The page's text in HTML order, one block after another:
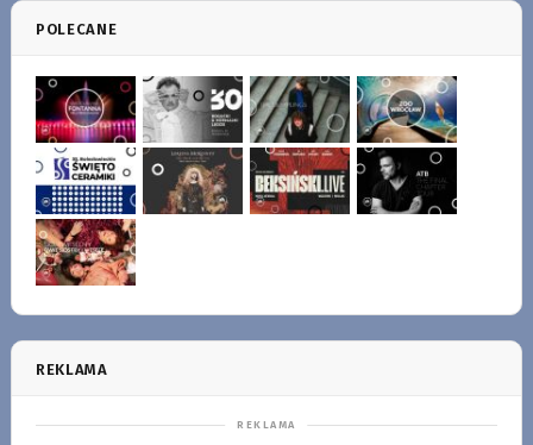
POLECANE
REKLAMA